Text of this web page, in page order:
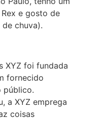
e gosto de
chuva).
XYZ foi fundada
fornecido
público.
a XYZ emprega
coisas